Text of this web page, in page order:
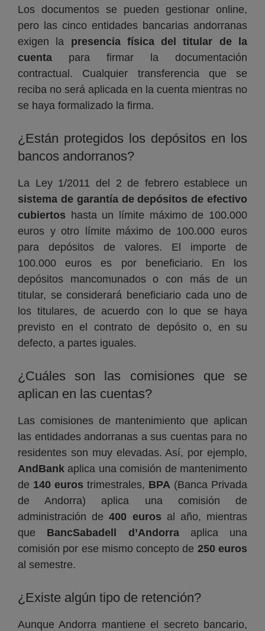
Los documentos se pueden gestionar online,
pero las cinco entidades bancarias andorranas
exigen la presencia física del titular de la
cuenta para firmar la documentación
contractual. Cualquier transferencia que se
reciba no será aplicada en la cuenta mientras no
se haya formalizado la firma.
¿Están protegidos los depósitos en los
bancos andorranos?
La Ley 1/2011 del 2 de febrero establece un
sistema de garantía de depósitos de efectivo
cubiertos hasta un límite máximo de 100.000
euros y otro límite máximo de 100.000 euros
para depósitos de valores. El importe de
100.000 euros es por beneficiario. En los
depósitos mancomunados o con más de un
titular, se considerará beneficiario cada uno de
los titulares, de acuerdo con lo que se haya
previsto en el contrato de depósito o, en su
defecto, a partes iguales.
¿Cuáles son las comisiones que se
aplican en las cuentas?
Las comisiones de mantenimiento que aplican
las entidades andorranas a sus cuentas para no
residentes son muy elevadas. Así, por ejemplo,
AndBank aplica una comisión de mantenimento
de 140 euros trimestrales, BPA (Banca Privada
de Andorra) aplica una comisión de
administración de400 euros al año, mientras
que BancSabadell d’Andorraaplica una
comisión por ese mismo concepto de 250 euros
al semestre.
¿Existe algún tipo de retención?
Aunque Andorra mantiene el secreto bancario,